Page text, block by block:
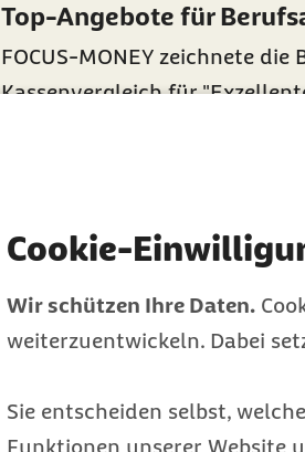
Cookie-
Wir schützen Ihre Daten.
weiterzuentwickeln. Dabei
Sie entscheiden selbst,
Funktionen unserer Website
Top-Angebote für
FOCUS-MONEY zeichnete die
Kassenvergleich für
Eine große und solidarische
erstklassigen